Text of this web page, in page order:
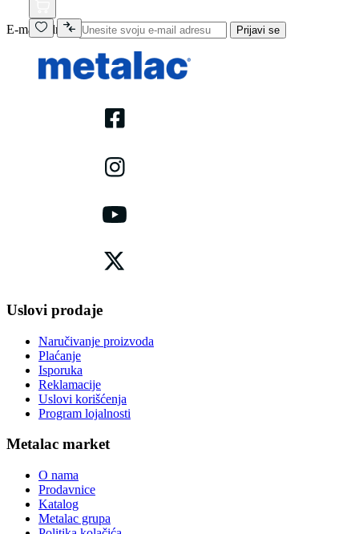
E-mail adresa Prijavi se
Uslovi prodaje
Naručivanje proizvoda
Plaćanje
Isporuka
Reklamacije
Uslovi korišćenja
Program lojalnosti
Metalac market
O nama
Prodavnice
Katalog
Metalac grupa